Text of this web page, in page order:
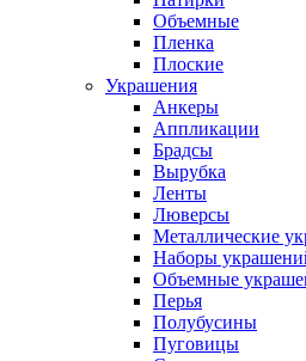
Объемные
Пленка
Плоские
Украшения
Анкеры
Аппликации
Брадсы
Вырубка
Ленты
Люверсы
Металлические
Наборы
Объемные
Перья
Полубусины
Пуговицы